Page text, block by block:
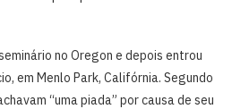
no Oregon e depois entrou
em Menlo Park, Califórnia. Segundo
“uma piada” por causa de seu